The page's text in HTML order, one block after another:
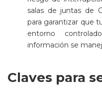
salas de juntas de
para garantizar que
entorno
información se
Claves para